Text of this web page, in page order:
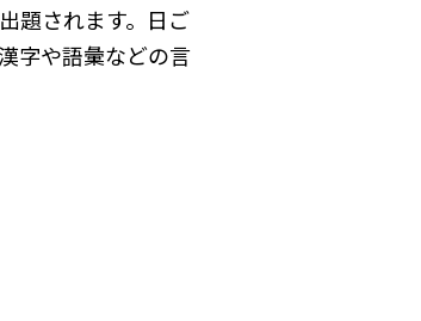
題されます。日ご
字や語彙などの言